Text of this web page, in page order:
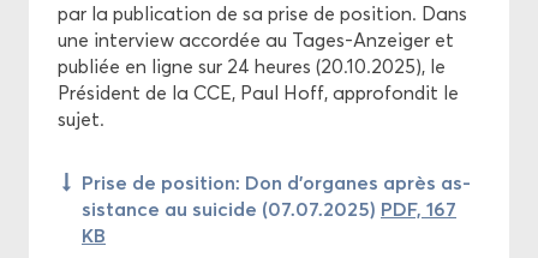
par la pu­bli­ca­tion de sa prise de po­si­tion. Dans
une in­ter­view ac­cor­dée au Tages-​Anzeiger et
pu­bliée en ligne sur 24 heures (20.10.2025), le
Pré­sident de la CCE, Paul Hoff, ap­pro­fon­dit le
sujet.
Prise de po­si­tion: Don d'or­ganes après as­
sis­tance au sui­cide (07.07.2025) PDF, 167
KB